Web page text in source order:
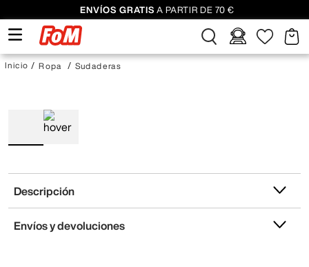
ENVÍOS GRATIS A PARTIR DE 70 €
Ropa Sudaderas
Descripción
Envíos y devoluciones